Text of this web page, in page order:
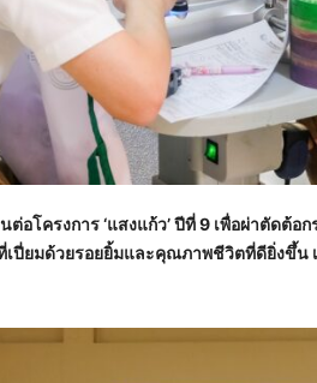
อโครงการ ‘แสงแก้ว’ ปีที่9 เพื่อผ่าตัดต้อ
ปี่ยมด้วยรอยยิ้มและคุณภาพชีวิตที่ดียิ่งขึ้น